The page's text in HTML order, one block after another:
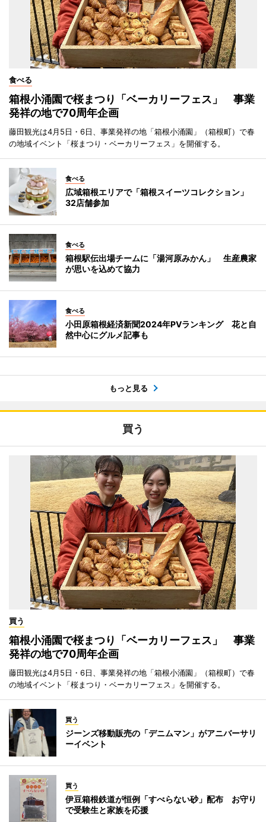
食べる
箱根小涌園で桜まつり「ベーカリーフェス」 事業
発祥の地で70周年企画
藤田観光は4月5日・6日、事業発祥の地「箱根小涌園」（箱根町）で春
の地域イベント「桜まつり・ベーカリーフェス」を開催する。
食べる
広域箱根エリアで「箱根スイーツコレクション」
32店舗参加
食べる
箱根駅伝出場チームに「湯河原みかん」 生産農家
が思いを込めて協力
食べる
小田原箱根経済新聞2024年PVランキング 花と自
然中心にグルメ記事も
もっと見る
買う
買う
箱根小涌園で桜まつり「ベーカリーフェス」 事業
発祥の地で70周年企画
藤田観光は4月5日・6日、事業発祥の地「箱根小涌園」（箱根町）で春
の地域イベント「桜まつり・ベーカリーフェス」を開催する。
買う
ジーンズ移動販売の「デニムマン」がアニバーサリ
ーイベント
買う
伊豆箱根鉄道が恒例「すべらない砂」配布 お守り
で受験生と家族を応援